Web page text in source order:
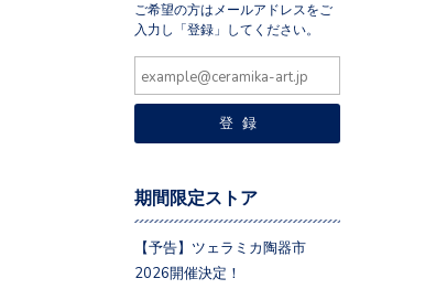
ご希望の方はメールアドレスをご
入力し「登録」してください。
期間限定ストア
【予告】ツェラミカ陶器市
2026開催決定！